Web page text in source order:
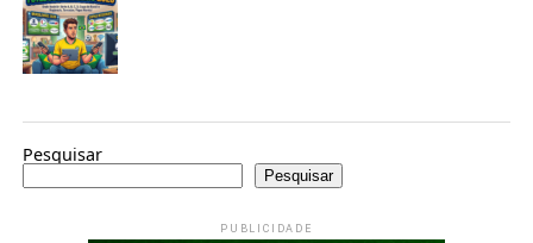
Pesquisar
Pesquisar
PUBLICIDADE